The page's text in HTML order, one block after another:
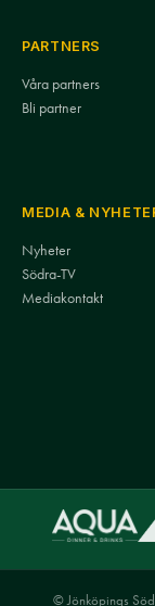
PARTNERS
Våra partners
Bli partner
MEDIA &
Nyheter
Södra-TV
Mediakontakt
© Jönköpings